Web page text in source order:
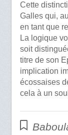
Cette
Galles qui,
en tant que
La logique
soit
titre de son
implication
écossaises
cela à un